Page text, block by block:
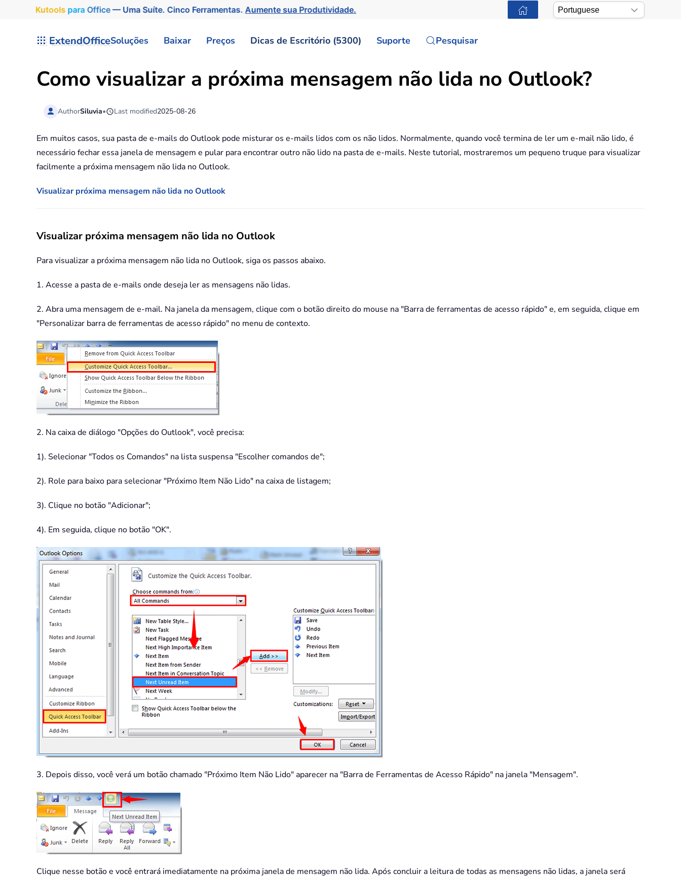
KutoolsparaOffice— Uma Suíte. Cinco Ferramentas.Aumente sua Produtividade.
ExtendOfficeSoluções Baixar Preços Dicas de Escritório (5300) Suporte Pesquisar
Como visualizar a próxima mensagem não lida no Outlook?
AuthorSiluvia• Last modified2025-08-26
Em muitos casos, sua pasta de e-mails do Outlook pode misturar os e-mails lidos com os não lidos. Normalmente, quando você termina de ler um e-mail não lido, é
necessário fechar essa janela de mensagem e pular para encontrar outro não lido na pasta de e-mails. Neste tutorial, mostraremos um pequeno truque para visualizar
facilmente a próxima mensagem não lida no Outlook.
Visualizar próxima mensagem não lida no Outlook
Visualizar próxima mensagem não lida no Outlook
Para visualizar a próxima mensagem não lida no Outlook, siga os passos abaixo.
1. Acesse a pasta de e-mails onde deseja ler as mensagens não lidas.
2. Abra uma mensagem de e-mail. Na janela da mensagem, clique com o botão direito do mouse na "Barra de ferramentas de acesso rápido" e, em seguida, clique em
"Personalizar barra de ferramentas de acesso rápido" no menu de contexto.
2. Na caixa de diálogo "Opções do Outlook", você precisa:
1). Selecionar "Todos os Comandos" na lista suspensa "Escolher comandos de";
2). Role para baixo para selecionar "Próximo Item Não Lido" na caixa de listagem;
3). Clique no botão "Adicionar";
4). Em seguida, clique no botão "OK".
3. Depois disso, você verá um botão chamado "Próximo Item Não Lido" aparecer na "Barra de Ferramentas de Acesso Rápido" na janela "Mensagem".
Clique nesse botão e você entrará imediatamente na próxima janela de mensagem não lida. Após concluir a leitura de todas as mensagens não lidas, a janela será